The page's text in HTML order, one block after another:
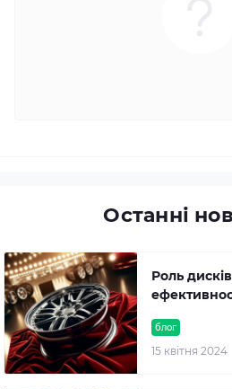
Останні
блог
15 квітня 2024
Роль